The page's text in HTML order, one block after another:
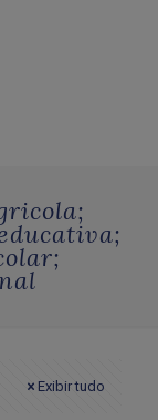
Exibir tudo